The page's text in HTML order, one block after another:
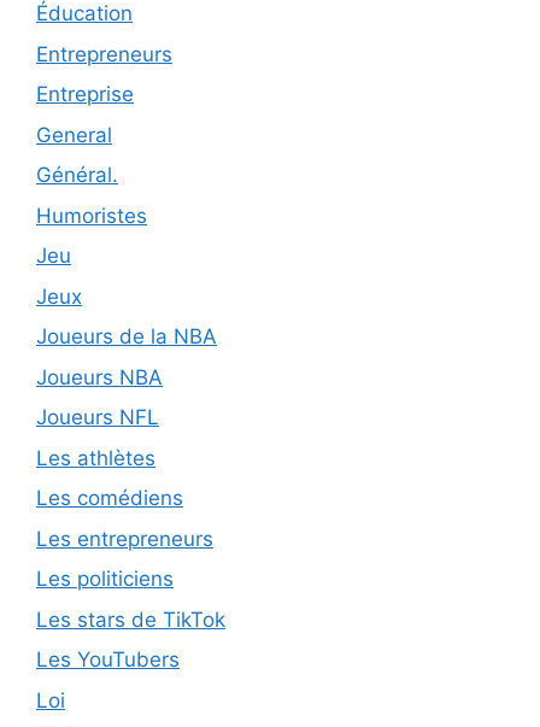
Éducation
Entrepreneurs
Entreprise
General
Général.
Humoristes
Jeu
Jeux
Joueurs de la NBA
Joueurs NBA
Joueurs NFL
Les athlètes
Les comédiens
Les entrepreneurs
Les politiciens
Les stars de TikTok
Les YouTubers
Loi